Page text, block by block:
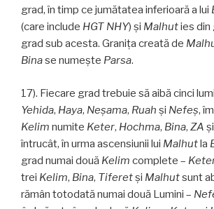
grad, în timp ce jumătatea inferioară a lui
(care include HGT NHY) și Malhuties din
grad sub acesta. Graniţa creată de
Binase numeşte Parsa.
17). Fiecare grad trebuie să aibă cinci
Yehida, Haya, Neşama, Ruah și Nefeş,
Kelim numite Keter, Hochma, Bina, ZA și
întrucât, în urma ascensiunii lui Malhutla
grad numai două Kelim complete –
trei Kelim, Bina, Tiferetși Malhutsunt
rămân totodată numai două Lumini –